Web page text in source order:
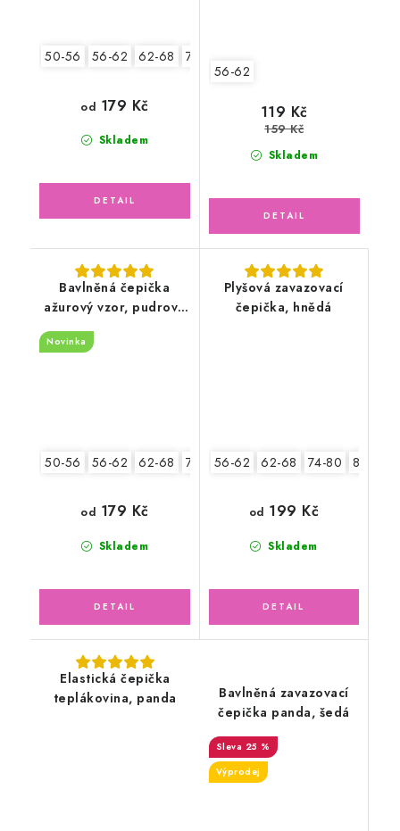
50-56 56-62 62-68 74-80
Skladem
od 179 Kč
56-62
Skladem
119 Kč
159 Kč
Bavlněná čepička
ažurový vzor, pudrově
růžová
Novinka
50-56 56-62 62-68 74-80 80-86
Skladem
od 179 Kč
Plyšová zavazovací
čepička, hnědá
56-62 62-68 74-80 80-86
Skladem
od 199 Kč
Elastická čepička
teplákovina, panda
Bavlněná zavazovací
čepička panda, šedá
25 %
Výprodej